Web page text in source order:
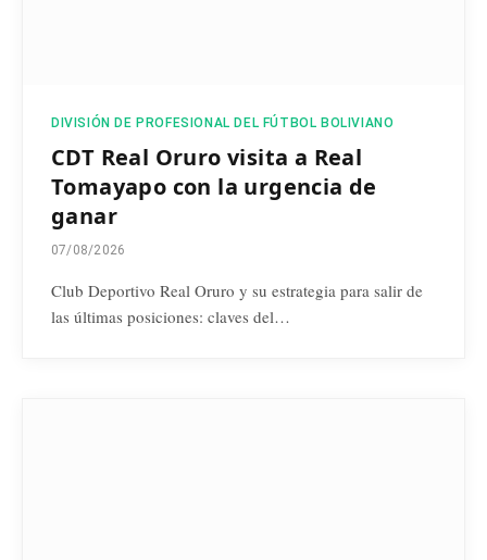
DIVISIÓN DE PROFESIONAL DEL FÚTBOL BOLIVIANO
CDT Real Oruro visita a Real
Tomayapo con la urgencia de
ganar
07/08/2026
Club Deportivo Real Oruro y su estrategia para salir de
las últimas posiciones: claves del…